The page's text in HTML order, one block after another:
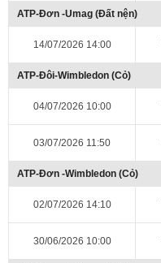
ATP-Đơn -Umag (Đất nện)
14/07/2026 14:00
ATP-Đôi-Wimbledon (Cỏ)
04/07/2026 10:00
03/07/2026 11:50
ATP-Đơn -Wimbledon (Cỏ)
02/07/2026 14:10
30/06/2026 10:00